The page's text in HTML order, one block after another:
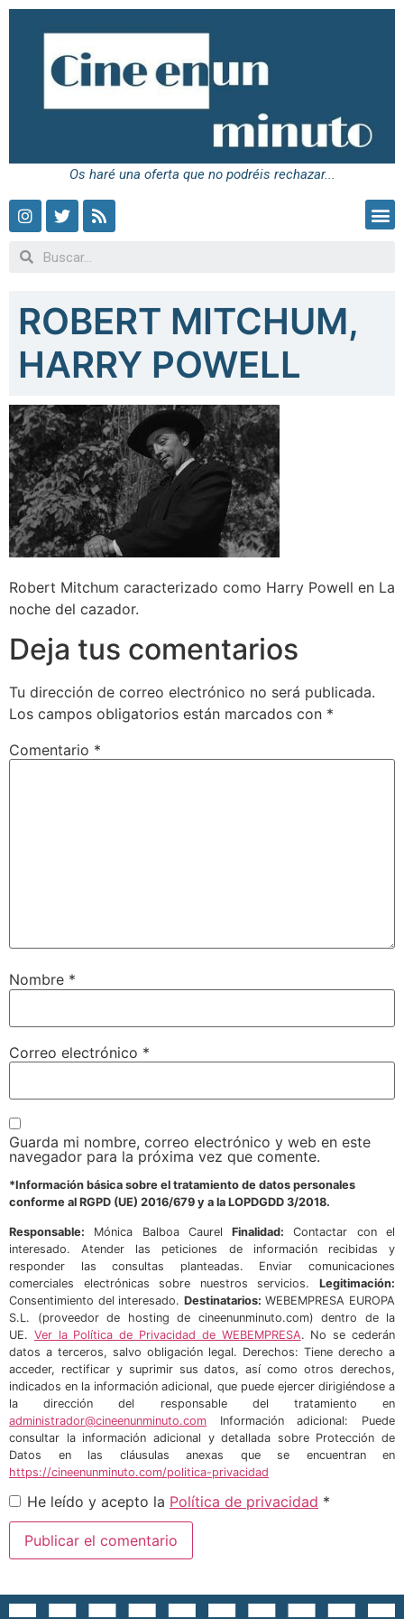
Os haré una oferta que no podréis rechazar...
ROBERT MITCHUM,
HARRY POWELL
Robert Mitchum caracterizado como Harry Powell en La
noche del cazador.
Deja tus comentarios
Tu dirección de correo electrónico no será publicada.
Los campos obligatorios están marcados con *
Comentario *
Nombre *
Correo electrónico *
Guarda mi nombre, correo electrónico y web en este
navegador para la próxima vez que comente.
*Información básica sobre el tratamiento de datos personales
conforme al RGPD (UE) 2016/679 y a la LOPDGDD 3/2018.
Responsable: Mónica Balboa CaurelFinalidad: Contactar con el
interesado. Atender las peticiones de información recibidas y
responder las consultas planteadas. Enviar comunicaciones
comerciales electrónicas sobre nuestros servicios. Legitimación:
Consentimiento del interesado. Destinatarios: WEBEMPRESA EUROPA
S.L. (proveedor de hosting de cineenunminuto.com) dentro de la
UE. Ver la Política de Privacidad de WEBEMPRESA. No se cederán
datos a terceros, salvo obligación legal. Derechos: Tiene derecho a
acceder, rectificar y suprimir sus datos, así como otros derechos,
indicados en la información adicional, que puede ejercer dirigiéndose a
la dirección del responsable del tratamiento en
administrador@cineenunminuto.com Información adicional: Puede
consultar la información adicional y detallada sobre Protección de
Datos en las cláusulas anexas que se encuentran en
https://cineenunminuto.com/politica-privacidad
He leído y acepto la Política de privacidad *